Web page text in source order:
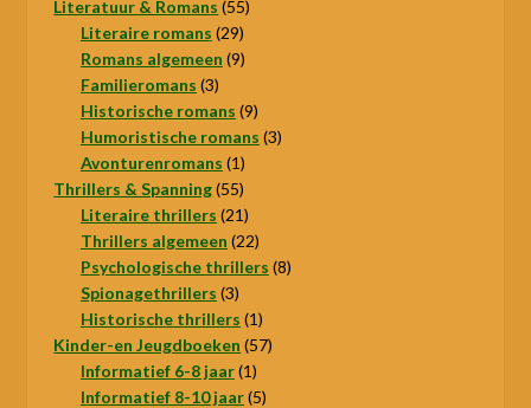
product
Literatuur & Romans 5555
Literaire romans 2929
producten
Romans algemeen 99
Familieromans 33
producten
Historische romans 99
producten
Humoristische romans 33
Avonturenromans 11
product
Thrillers & Spanning 5555
producten
Literaire thrillers 2121
producten
Thrillers algemeen 2222
producten
Psychologische thrillers 88
Spionagethrillers 33
producten
Historische thrillers 11
product
Kinder-en Jeugdboeken 5757
Informatief 6-8 jaar 11
product
Informatief 8-10 jaar 55